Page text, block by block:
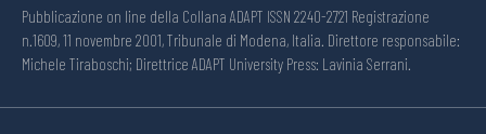
Pubblicazione on line della Collana ADAPT ISSN 2240-2721 Registrazione
n.1609, 11 novembre 2001, Tribunale di Modena, Italia. Direttore responsabile:
Michele Tiraboschi; Direttrice ADAPT University Press: Lavinia Serrani.